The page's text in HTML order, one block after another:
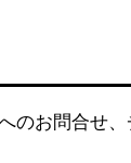
のお問合せ